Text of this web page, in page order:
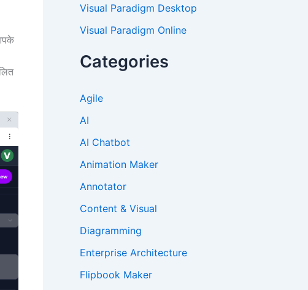
Visual Paradigm Desktop
Visual Paradigm Online
Categories
Agile
AI
AI Chatbot
Animation Maker
Annotator
Content & Visual
Diagramming
Enterprise Architecture
Flipbook Maker